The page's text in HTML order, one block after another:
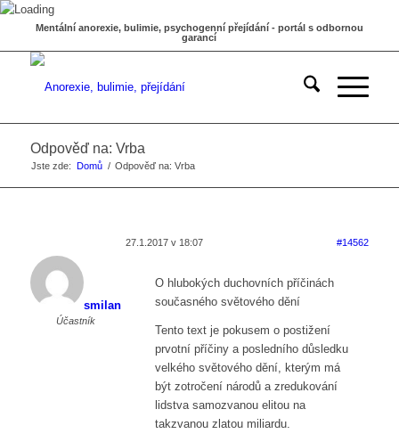
Mentální anorexie, bulimie, psychogenní přejídání - portál s odbornou
garancí
Odpověď na: Vrba
Jste zde: Domů / Odpověď na: Vrba
27.1.2017 v 18:07 #14562
smilan
Účastník
O hlubokých duchovních příčinách
současného světového dění
Tento text je pokusem o postižení
prvotní příčiny a posledního důsledku
velkého světového dění, kterým má
být zotročení národů a zredukování
lidstva samozvanou elitou na
takzvanou zlatou miliardu.